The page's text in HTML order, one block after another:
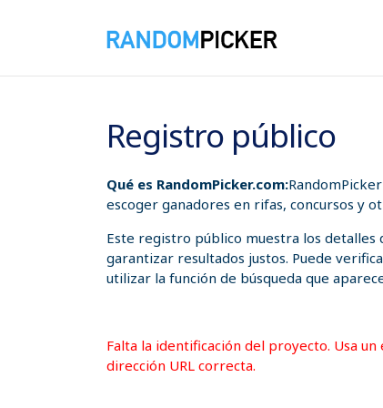
Registro público
Qué es RandomPicker.com:
escoger ganadores en rifas, concursos y
Este registro público muestra los detalles
garantizar resultados justos. Puede
utilizar la función de búsqueda que
Falta la identificación del proyecto. Usa
dirección URL correcta.